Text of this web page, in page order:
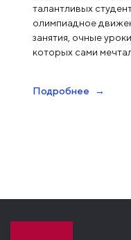
талантливых
олимпиадное
занятия, очные
которых сами
Подробнее